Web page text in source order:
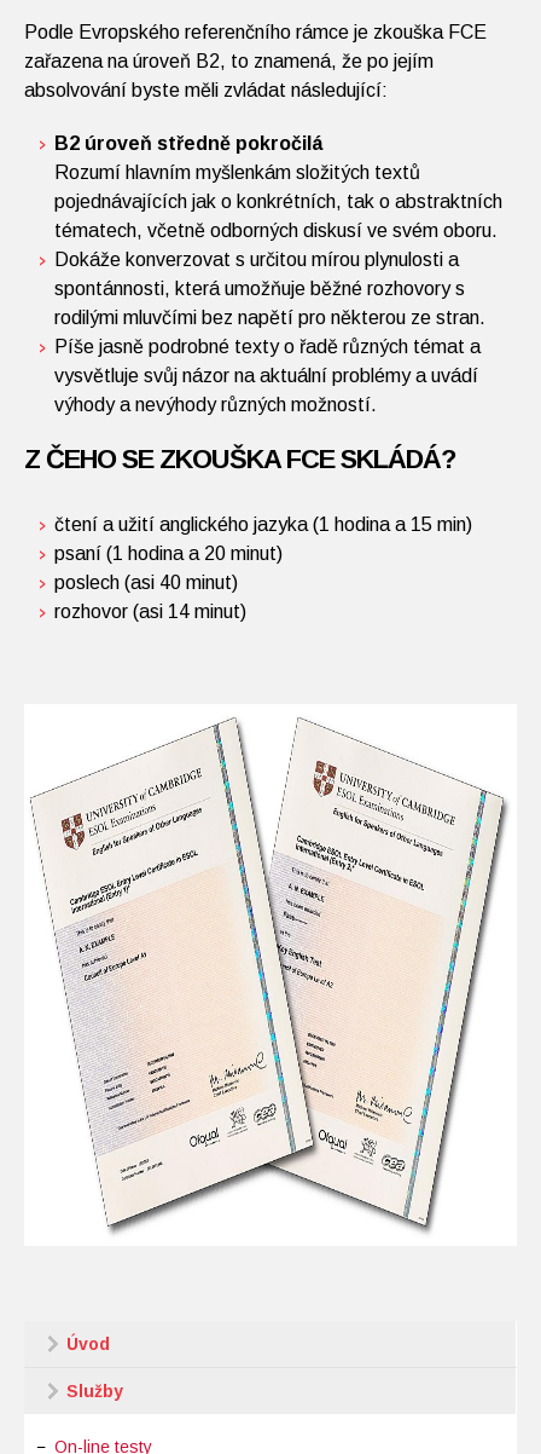
Podle Evropského referenčního rámce je zkouška FCE
zařazena na úroveň B2, to znamená, že po jejím
absolvování byste měli zvládat následující:
B2 úroveň středně pokročilá
Rozumí hlavním myšlenkám složitých textů
pojednávajících jak o konkrétních, tak o abstraktních
tématech, včetně odborných diskusí ve svém oboru.
Dokáže konverzovat s určitou mírou plynulosti a
spontánnosti, která umožňuje běžné rozhovory s
rodilými mluvčími bez napětí pro některou ze stran.
Píše jasně podrobné texty o řadě různých témat a
vysvětluje svůj názor na aktuální problémy a uvádí
výhody a nevýhody různých možností.
Z ČEHO SE ZKOUŠKA FCE SKLÁDÁ?
čtení a užití anglického jazyka (1 hodina a 15 min)
psaní (1 hodina a 20 minut)
poslech (asi 40 minut)
rozhovor (asi 14 minut)
Úvod
Služby
On-line testy